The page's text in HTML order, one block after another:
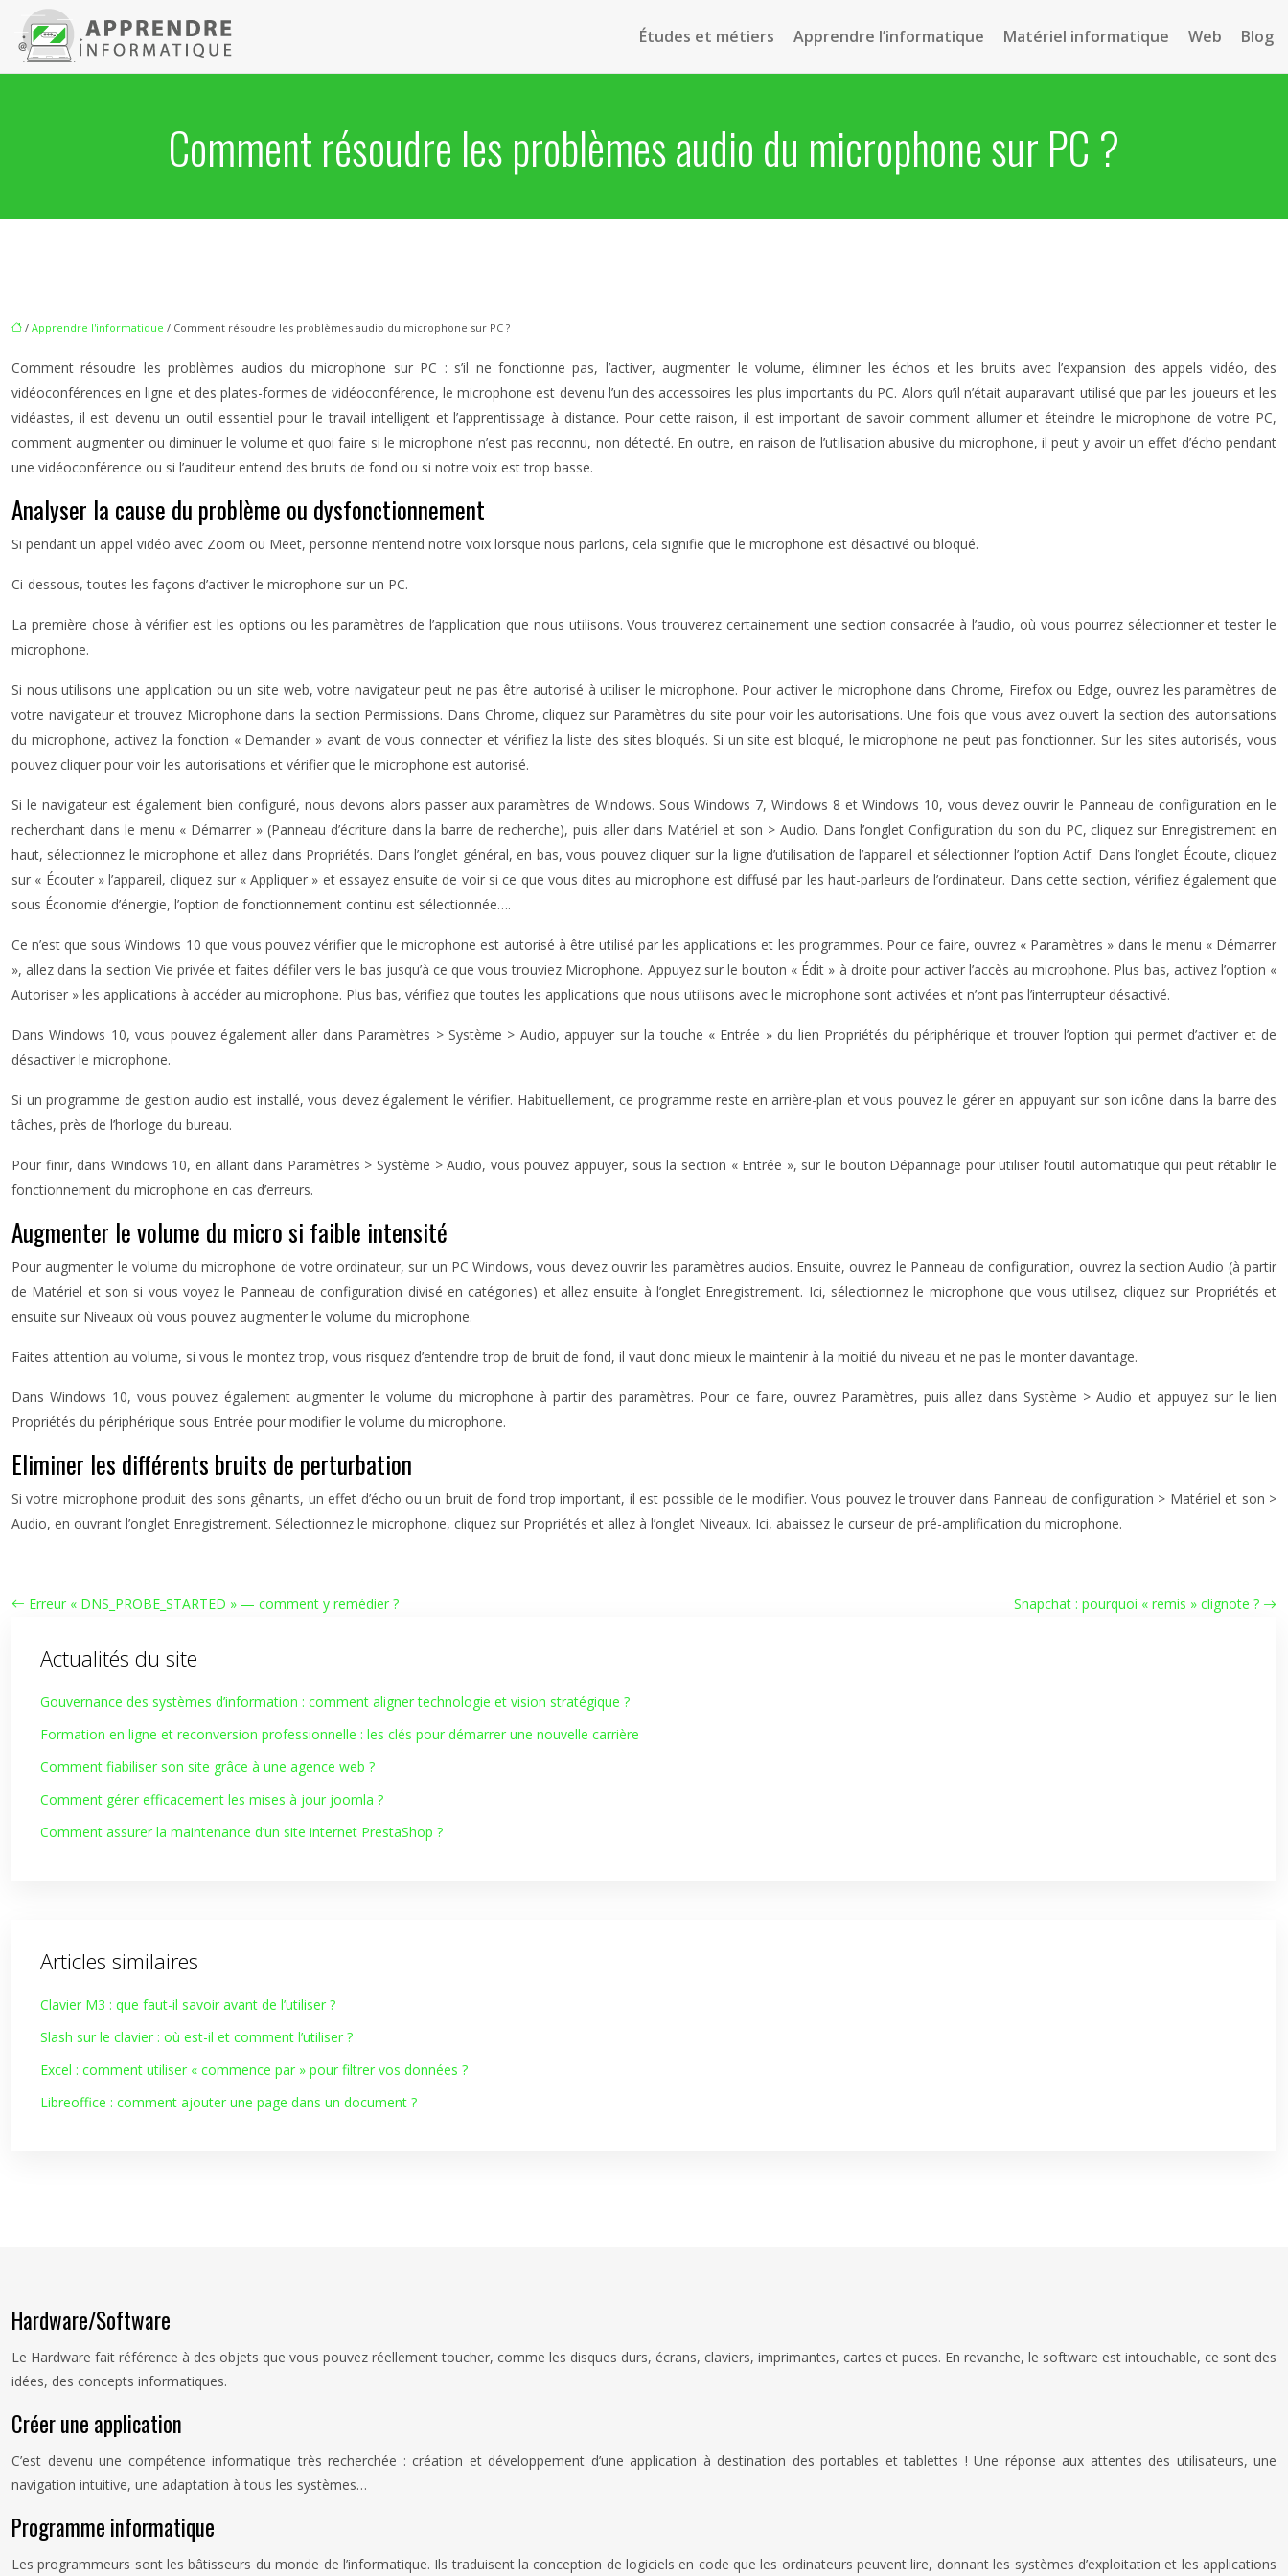
Études et métiers Apprendre l’informatique Matériel informatique Web Blog
Comment résoudre les problèmes audio du microphone sur PC ?
/ Apprendre l'informatique / Comment résoudre les problèmes audio du microphone sur PC ?
Comment résoudre les problèmes audios du microphone sur PC : s’il ne fonctionne pas, l’activer, augmenter le volume, éliminer les échos et les bruits avec l’expansion des appels vidéo, des
vidéoconférences en ligne et des plates-formes de vidéoconférence, le microphone est devenu l’un des accessoires les plus importants du PC. Alors qu’il n’était auparavant utilisé que par les joueurs et les
vidéastes, il est devenu un outil essentiel pour le travail intelligent et l’apprentissage à distance. Pour cette raison, il est important de savoir comment allumer et éteindre le microphone de votre PC,
comment augmenter ou diminuer le volume et quoi faire si le microphone n’est pas reconnu, non détecté. En outre, en raison de l’utilisation abusive du microphone, il peut y avoir un effet d’écho pendant
une vidéoconférence ou si l’auditeur entend des bruits de fond ou si notre voix est trop basse.
Analyser la cause du problème ou dysfonctionnement
Si pendant un appel vidéo avec Zoom ou Meet, personne n’entend notre voix lorsque nous parlons, cela signifie que le microphone est désactivé ou bloqué.
Ci-dessous, toutes les façons d’activer le microphone sur un PC.
La première chose à vérifier est les options ou les paramètres de l’application que nous utilisons. Vous trouverez certainement une section consacrée à l’audio, où vous pourrez sélectionner et tester le
microphone.
Si nous utilisons une application ou un site web, votre navigateur peut ne pas être autorisé à utiliser le microphone. Pour activer le microphone dans Chrome, Firefox ou Edge, ouvrez les paramètres de
votre navigateur et trouvez Microphone dans la section Permissions. Dans Chrome, cliquez sur Paramètres du site pour voir les autorisations. Une fois que vous avez ouvert la section des autorisations
du microphone, activez la fonction « Demander » avant de vous connecter et vérifiez la liste des sites bloqués. Si un site est bloqué, le microphone ne peut pas fonctionner. Sur les sites autorisés, vous
pouvez cliquer pour voir les autorisations et vérifier que le microphone est autorisé.
Si le navigateur est également bien configuré, nous devons alors passer aux paramètres de Windows. Sous Windows 7, Windows 8 et Windows 10, vous devez ouvrir le Panneau de configuration en le
recherchant dans le menu « Démarrer » (Panneau d’écriture dans la barre de recherche), puis aller dans Matériel et son > Audio. Dans l’onglet Configuration du son du PC, cliquez sur Enregistrement en
haut, sélectionnez le microphone et allez dans Propriétés. Dans l’onglet général, en bas, vous pouvez cliquer sur la ligne d’utilisation de l’appareil et sélectionner l’option Actif. Dans l’onglet Écoute, cliquez
sur « Écouter » l’appareil, cliquez sur « Appliquer » et essayez ensuite de voir si ce que vous dites au microphone est diffusé par les haut-parleurs de l’ordinateur. Dans cette section, vérifiez également que
sous Économie d’énergie, l’option de fonctionnement continu est sélectionnée….
Ce n’est que sous Windows 10 que vous pouvez vérifier que le microphone est autorisé à être utilisé par les applications et les programmes. Pour ce faire, ouvrez « Paramètres » dans le menu « Démarrer
», allez dans la section Vie privée et faites défiler vers le bas jusqu’à ce que vous trouviez Microphone. Appuyez sur le bouton « Édit » à droite pour activer l’accès au microphone. Plus bas, activez l’option «
Autoriser » les applications à accéder au microphone. Plus bas, vérifiez que toutes les applications que nous utilisons avec le microphone sont activées et n’ont pas l’interrupteur désactivé.
Dans Windows 10, vous pouvez également aller dans Paramètres > Système > Audio, appuyer sur la touche « Entrée » du lien Propriétés du périphérique et trouver l’option qui permet d’activer et de
désactiver le microphone.
Si un programme de gestion audio est installé, vous devez également le vérifier. Habituellement, ce programme reste en arrière-plan et vous pouvez le gérer en appuyant sur son icône dans la barre des
tâches, près de l’horloge du bureau.
Pour finir, dans Windows 10, en allant dans Paramètres > Système > Audio, vous pouvez appuyer, sous la section « Entrée », sur le bouton Dépannage pour utiliser l’outil automatique qui peut rétablir le
fonctionnement du microphone en cas d’erreurs.
Augmenter le volume du micro si faible intensité
Pour augmenter le volume du microphone de votre ordinateur, sur un PC Windows, vous devez ouvrir les paramètres audios. Ensuite, ouvrez le Panneau de configuration, ouvrez la section Audio (à partir
de Matériel et son si vous voyez le Panneau de configuration divisé en catégories) et allez ensuite à l’onglet Enregistrement. Ici, sélectionnez le microphone que vous utilisez, cliquez sur Propriétés et
ensuite sur Niveaux où vous pouvez augmenter le volume du microphone.
Faites attention au volume, si vous le montez trop, vous risquez d’entendre trop de bruit de fond, il vaut donc mieux le maintenir à la moitié du niveau et ne pas le monter davantage.
Dans Windows 10, vous pouvez également augmenter le volume du microphone à partir des paramètres. Pour ce faire, ouvrez Paramètres, puis allez dans Système > Audio et appuyez sur le lien
Propriétés du périphérique sous Entrée pour modifier le volume du microphone.
Eliminer les différents bruits de perturbation
Si votre microphone produit des sons gênants, un effet d’écho ou un bruit de fond trop important, il est possible de le modifier. Vous pouvez le trouver dans Panneau de configuration > Matériel et son >
Audio, en ouvrant l’onglet Enregistrement. Sélectionnez le microphone, cliquez sur Propriétés et allez à l’onglet Niveaux. Ici, abaissez le curseur de pré-amplification du microphone.
Erreur « DNS_PROBE_STARTED » — comment y remédier ? Snapchat : pourquoi « remis » clignote ?
Actualités du site
Gouvernance des systèmes d’information : comment aligner technologie et vision stratégique ?
Formation en ligne et reconversion professionnelle : les clés pour démarrer une nouvelle carrière
Comment fiabiliser son site grâce à une agence web ?
Comment gérer efficacement les mises à jour joomla ?
Comment assurer la maintenance d’un site internet PrestaShop ?
Articles similaires
Clavier M3 : que faut-il savoir avant de l’utiliser ?
Slash sur le clavier : où est-il et comment l’utiliser ?
Excel : comment utiliser « commence par » pour filtrer vos données ?
Libreoffice : comment ajouter une page dans un document ?
Hardware/Software
Le Hardware fait référence à des objets que vous pouvez réellement toucher, comme les disques durs, écrans, claviers, imprimantes, cartes et puces. En revanche, le software est intouchable, ce sont des
idées, des concepts informatiques.
Créer une application
C’est devenu une compétence informatique très recherchée : création et développement d’une application à destination des portables et tablettes ! Une réponse aux attentes des utilisateurs, une
navigation intuitive, une adaptation à tous les systèmes…
Programme informatique
Les programmeurs sont les bâtisseurs du monde de l’informatique. Ils traduisent la conception de logiciels en code que les ordinateurs peuvent lire, donnant les systèmes d’exploitation et les applications